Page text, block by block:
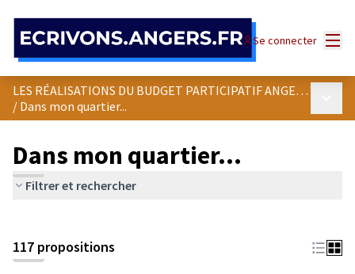
Se connecter
LES RÉALISATIONS DU BUDGET PARTICIPATIF ANGEVIN
/ Dans mon quartier...
Dans mon quartier...
Filtrer et rechercher
+
−
117 propositions